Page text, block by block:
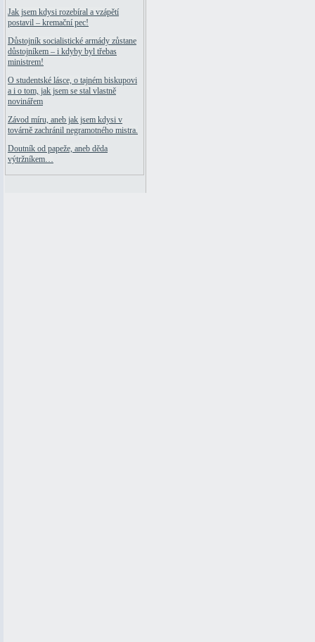
Jak jsem kdysi rozebíral a vzápětí
postavil – kremační pec!
Důstojník socialistické armády zůstane
důstojníkem – i kdyby byl třebas
ministrem!
O studentské lásce, o tajném biskupovi
a i o tom, jak jsem se stal vlastně
novinářem
Závod míru, aneb jak jsem kdysi v
továrně zachránil negramotného mistra.
Doutník od papeže, aneb děda
výtržníkem…